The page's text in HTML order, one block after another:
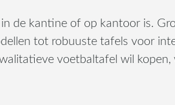
de kantine of op kantoor is.
tot robuuste tafels voor
voetbaltafel wil